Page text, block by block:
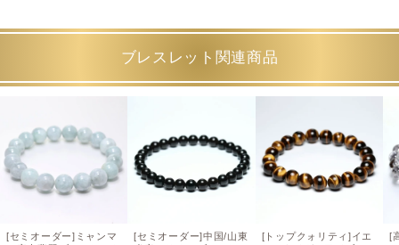
ブレスレット関連商品
[セミオーダー]ミャンマ
[セミオーダー]中国/山東
[トップクォリティ]イエ
[